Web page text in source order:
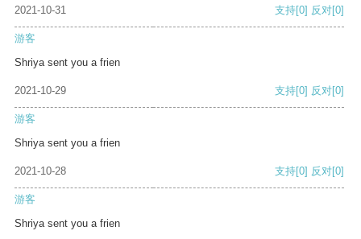
2021-10-31 支持[0] 反对[0]
游客
Shriya sent you a frien
2021-10-29 支持[0] 反对[0]
游客
Shriya sent you a frien
2021-10-28 支持[0] 反对[0]
游客
Shriya sent you a frien